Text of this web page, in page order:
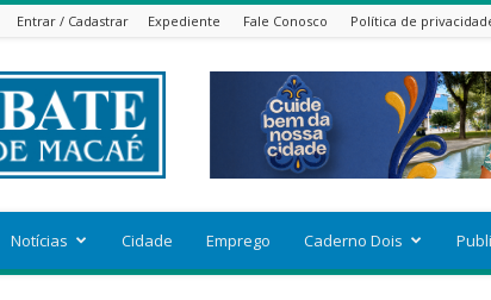
Entrar / Cadastrar Expediente Fale Conosco Política de
Notícias Cidade Emprego Caderno Dois